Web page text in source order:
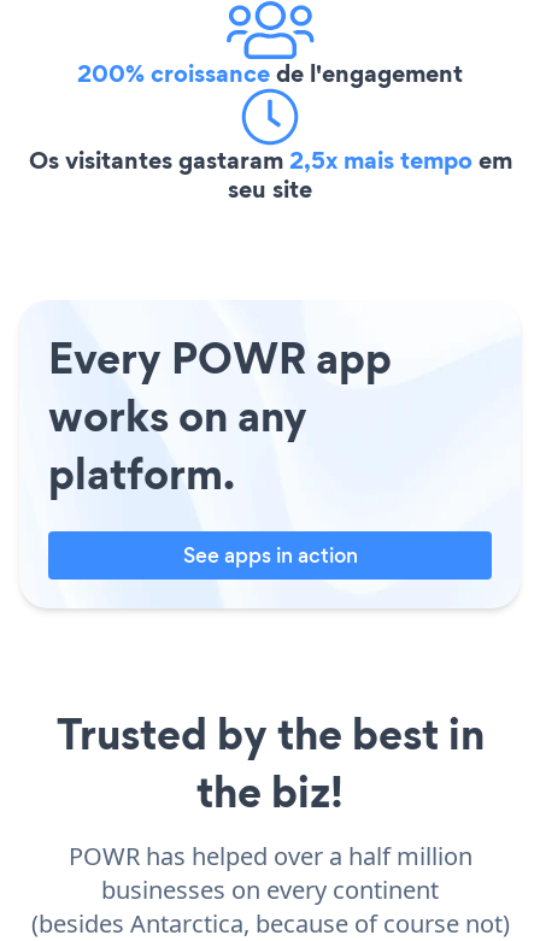
200% croissancede l'engagement
Os visitantes gastaram2,5x mais tempoem
seu site
Every POWR app
works on any
platform.
See apps in action
Trusted by the best in
the biz!
POWR has helped over a half million
businesses on every continent
(besides Antarctica, because of course not)